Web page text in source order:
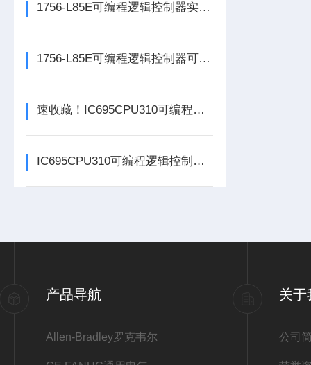
1756-L85E可编程逻辑控制器实操应用常见问题分析及解决方法探讨
1756-L85E可编程逻辑控制器可满足多行业自动化精准控制需求
速收藏！IC695CPU310可编程逻辑控制器常见故障的解决方法分享
IC695CPU310可编程逻辑控制器在各行业中具体应用分享
产品导航
Allen-Bradley罗克韦尔
关于
公司